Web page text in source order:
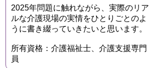
2025年問題に触れながら、実際のリア
ルな介護現場の実情をひとりごとのよ
うに書き綴っていきたいと思います。
所有資格：介護福祉士、介護支援専門
員